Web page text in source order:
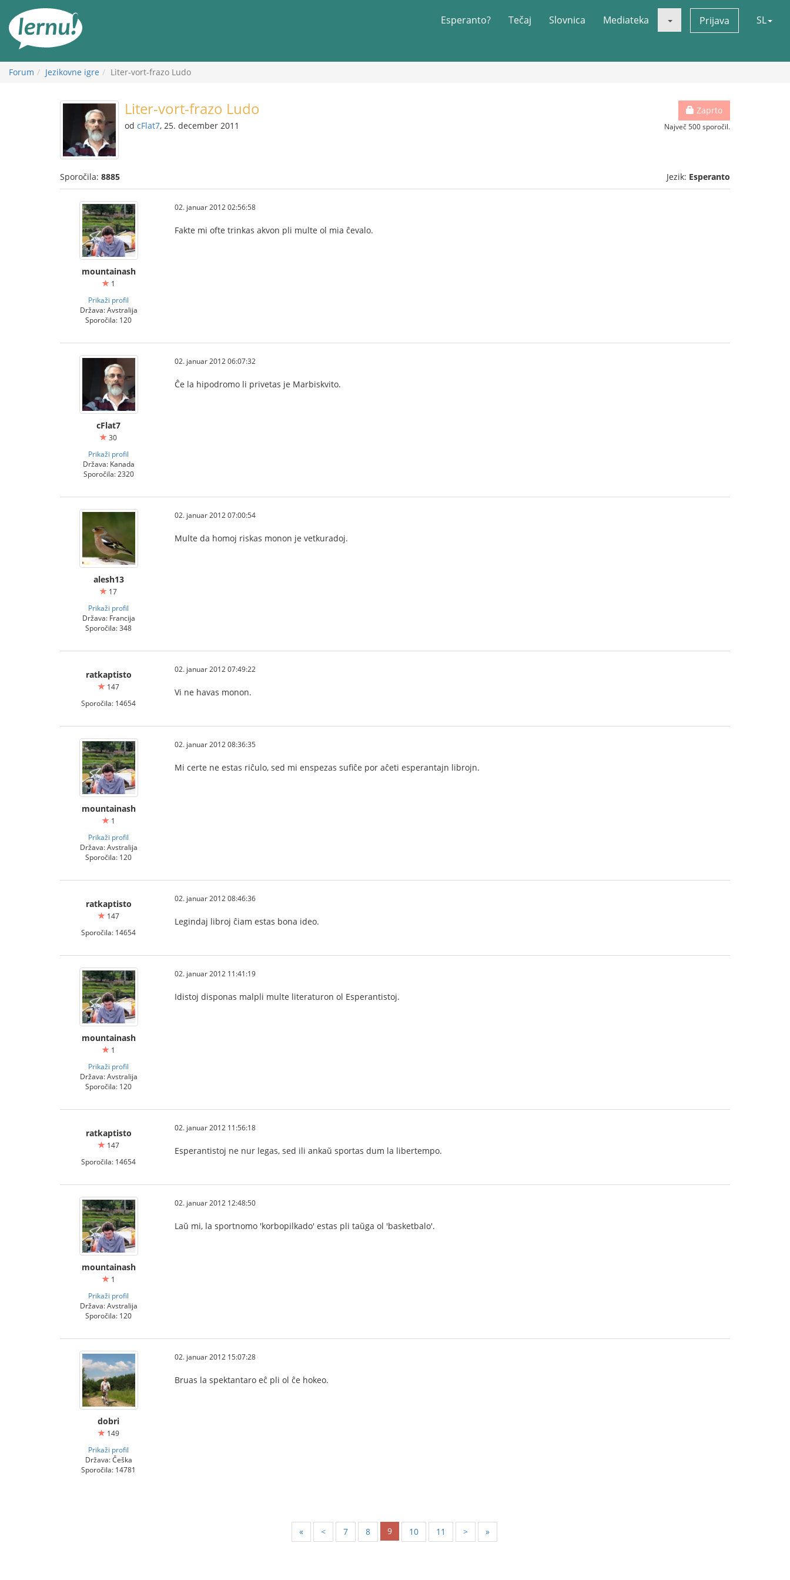
vsebini
Esperanto? Tečaj Slovnica Mediateka Prijava SL
Forum Jezikovne igre Liter-vort-frazo Ludo
Zaprto
Največ 500 sporočil.
Liter-vort-frazo Ludo
od cFlat7, 25. december 2011
Sporočila: 8885 Jezik: Esperanto
mountainash
1
Prikaži profil
Država: Avstralija
Sporočila: 120
02. januar 2012 02:56:58
Fakte mi ofte trinkas akvon pli multe ol mia ĉevalo.
cFlat7
30
Prikaži profil
Država: Kanada
Sporočila: 2320
02. januar 2012 06:07:32
Ĉe la hipodromo li privetas je Marbiskvito.
alesh13
17
Prikaži profil
Država: Francija
Sporočila: 348
02. januar 2012 07:00:54
Multe da homoj riskas monon je vetkuradoj.
ratkaptisto
147
Sporočila: 14654
02. januar 2012 07:49:22
Vi ne havas monon.
mountainash
1
Prikaži profil
Država: Avstralija
Sporočila: 120
02. januar 2012 08:36:35
Mi certe ne estas riĉulo, sed mi enspezas sufiĉe por aĉeti esperantajn librojn.
ratkaptisto
147
Sporočila: 14654
02. januar 2012 08:46:36
Legindaj libroj ĉiam estas bona ideo.
mountainash
1
Prikaži profil
Država: Avstralija
Sporočila: 120
02. januar 2012 11:41:19
Idistoj disponas malpli multe literaturon ol Esperantistoj.
ratkaptisto
147
Sporočila: 14654
02. januar 2012 11:56:18
Esperantistoj ne nur legas, sed ili ankaŭ sportas dum la libertempo.
mountainash
1
Prikaži profil
Država: Avstralija
Sporočila: 120
02. januar 2012 12:48:50
Laŭ mi, la sportnomo 'korbopilkado' estas pli taŭga ol 'basketbalo'.
dobri
149
Prikaži profil
Država: Češka
Sporočila: 14781
02. januar 2012 15:07:28
Bruas la spektantaro eĉ pli ol ĉe hokeo.
« < 7 8 9 10 11 > »